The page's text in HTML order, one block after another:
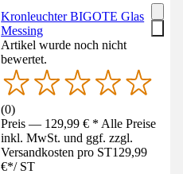
Kronleuchter BIGOTE Glas
Messing
Artikel wurde noch nicht
bewertet.
(0)
Preis — 129,99 € * Alle Preise
inkl. MwSt. und ggf. zzgl.
Versandkosten pro ST129,99
€*/ ST